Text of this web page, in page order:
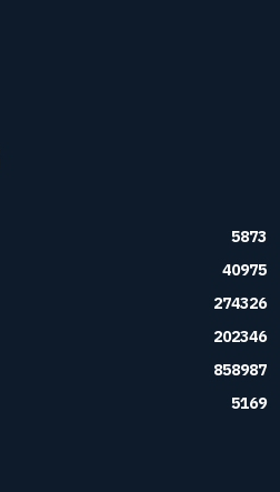
5873
40975
274326
202346
858987
5169